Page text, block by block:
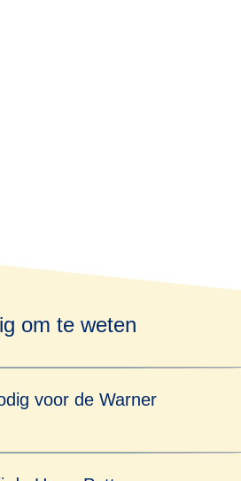
om te weten
voor de Warner